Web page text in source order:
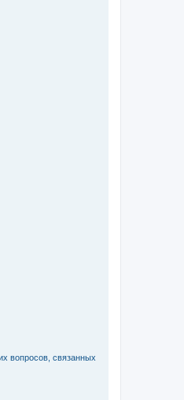
вопросов, связанных